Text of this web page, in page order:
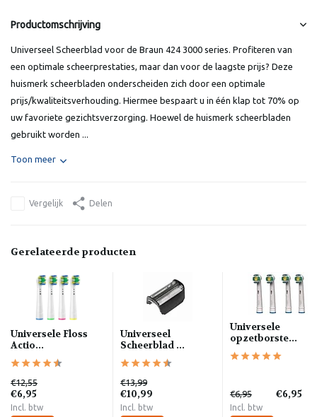
Productomschrijving
Universeel Scheerblad voor de Braun 424 3000 series. Profiteren van
een optimale scheerprestaties, maar dan voor de laagste prijs? Deze
huismerk scheerbladen onderscheiden zich door een optimale
prijs/kwaliteitsverhouding. Hiermee bespaart u in één klap tot 70% op
uw favoriete gezichtsverzorging. Hoewel de huismerk scheerbladen
gebruikt worden ...
Toon meer
Vergelijk Delen
Gerelateerde producten
Universele Floss
Actio...
€12,55
€6,95
Incl. btw
Universeel
Scheerblad ...
€13,99
€10,99
Incl. btw
Universele
opzetborste...
€6,95 €6,95
Incl. btw